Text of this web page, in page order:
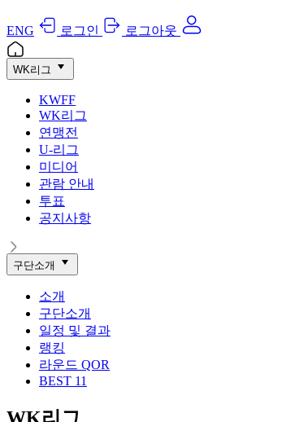
ENG 로그인 로그아웃
WK리그
KWFF
WK리그
연맹전
U-리그
미디어
관람 안내
투표
공지사항
구단소개
소개
구단소개
일정 및 결과
랭킹
라운드 QOR
BEST 11